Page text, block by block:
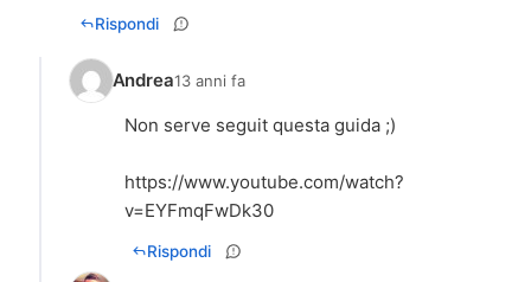
Rispondi
Andrea13 anni fa
Non serve seguit questa guida ;)
https://www.youtube.com/watch?
v=EYFmqFwDk30
Rispondi